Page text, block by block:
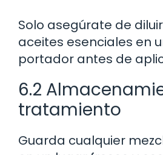
Solo asegúrate de
aceites esenciales en
portador antes de
6.2
tratamiento
Guarda cualquier